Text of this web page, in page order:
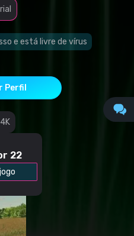
e está livre de vírus
Perfil
22